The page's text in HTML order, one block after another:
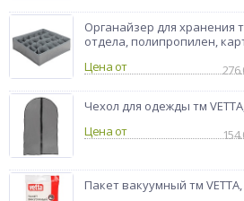
Органайзер для хранения
отдела, полипропилен,
Цена от
Чехол для одежды тм
Цена от
Пакет вакуумный тм VETTA,